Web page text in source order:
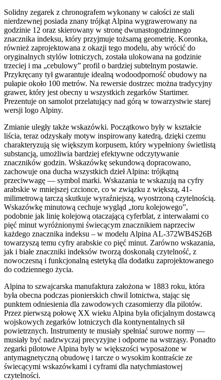
Solidny zegarek z chronografem wykonany w całości ze stali
nierdzewnej posiada znany trójkąt Alpina wygrawerowany na
godzinie 12 oraz skierowany w stronę dwunastogodzinnego
znacznika indeksu, który przyjmuje tożsamą geometrię. Koronka,
również zaprojektowana z okazji tego modelu, aby wrócić do
oryginalnych stylów lotniczych, została ulokowana na godzinie
trzeciej i ma „cebulowy” profil o bardziej subtelnym postawie.
Przykręcany tył gwarantuje idealną wodoodporność obudowy na
pułapie około 100 metrów. Na rewersie dostrzec można tradycyjny
grawer, który jest obecny u wszystkich zegarków Startimer.
Prezentuje on samolot przelatujący nad górą w towarzystwie starej
wersji logo Alpiny.
Zmianie uległy także wskazówki. Początkowo były w kształcie
liścia, teraz odzyskały motyw inspirowany katedrą, dzięki czemu
charakteryzują się większym korpusem, który wypełniony świetlistą
substancją, umożliwia bardziej efektywne odczytywanie
znaczników godzin. Wskazówkę sekundową dopracowano,
zachowuje ona ducha wszystkich dzieł Alpina: trójkątną
przeciwwagę — symbol marki. Wskazania te wskazują na cyfry
arabskie w mniejszej czcionce, co w związku z większą, 41-
milimetrową tarczą skutkuje wyraźniejszą, wyostrzoną czytelnością.
Wskazówkę minutową cechuje wygląd „toru kolejowego”,
podobnie jak linię kolejową otaczającą cyferblat, z interwałami co
pięć minut wyróżnionymi świecącym znacznikiem naprzeciw
każdego znacznika indeksu – w modelu Alpina AL-372WB4S26B
towarzyszą temu cyfry arabskie co pięć minut. Zarówno wskazania,
jak i białe znaczniki indeksów tworzą doskonałą czytelność, z
nowoczesną i funkcjonalną estetyką dla dodatku zaprojektowanego
do codziennego życia.
Alpina to szwajcarska manufaktura założona w 1883 roku, która
była obecna podczas pionierskich chwil lotnictwa, stając się
punktem odniesienia dla zawodowych czasomierzy dla pilotów.
Przez pierwszą połowę XX wieku Alpina była oficjalnym dostawcą
wojskowych zegarków lotniczych dla kontynentalnych sił
powietrznych. Instrumenty te musiały spełniać surowe normy —
musiały być nadzwyczaj precyzyjne i odporne na wstrząsy. Ponadto
zegarki pilotowe Alpina były w większości wyposażone w
antymagnetyczną obudowę i tarcze o wysokim kontraście ze
świecącymi wskazówkami i cyframi dla natychmiastowej
czytelności.